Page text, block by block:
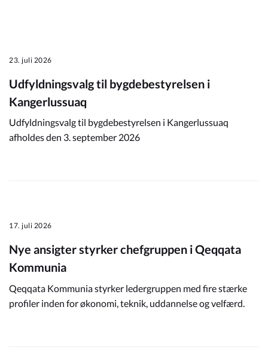
23. juli 2026
Udfyldningsvalg til bygdebestyrelsen i
Kangerlussuaq
Udfyldningsvalg til bygdebestyrelsen i Kangerlussuaq
afholdes den 3. september 2026
17. juli 2026
Nye ansigter styrker chefgruppen i Qeqqata
Kommunia
Qeqqata Kommunia styrker ledergruppen med fire stærke
profiler inden for økonomi, teknik, uddannelse og velfærd.